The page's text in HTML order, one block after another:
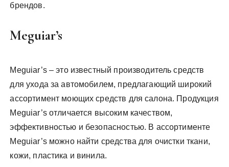
брендов.
Meguiar’s
Meguiar’s – это известный производитель средств
для ухода за автомобилем, предлагающий широкий
ассортимент моющих средств для салона. Продукция
Meguiar’s отличается высоким качеством,
эффективностью и безопасностью. В ассортименте
Meguiar’s можно найти средства для очистки ткани,
кожи, пластика и винила.